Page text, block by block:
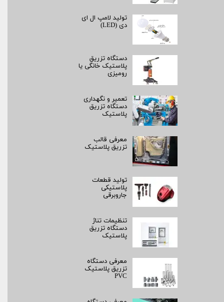
تولید لامپ ال ای
دی (LED)
دستگاه تزریق
پلاستیک خانگی یا
رومیزی
تعمیر و نگهداری
دستگاه تزریق
پلاستیک
معرفی قالب
تزریق پلاستیک
تولید قطعات
پلاستیکی
جاروبرقی
تنظیمات تناژ
دستگاه تزریق
پلاستیک
معرفی دستگاه
تزریق پلاستیک
PVC